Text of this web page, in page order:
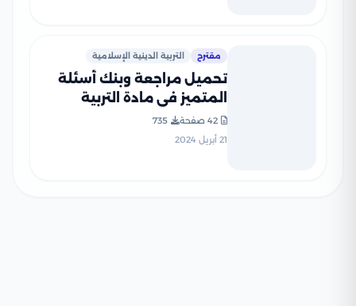
مقترح التربية الدينية الإسلامية
تحميل مراجعة وبنك أسئلة
المتميز في مادة التربية
الدينية الاسلامية للصف
السادس الابتدائي الترم الثاني
42 صفحة
735
21 أبريل 2024